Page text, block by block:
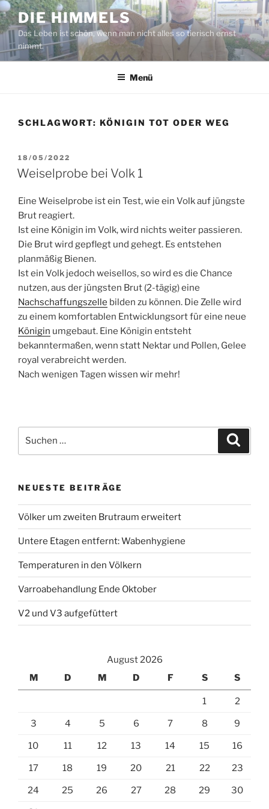
Zum
Inhalt
springen
DIE HIMMELS
Das Leben ist schön, wenn man nicht alles so tierisch ernst
nimmt.
Menü
SCHLAGWORT: KÖNIGIN TOT ODER WEG
VERÖFFENTLICHT
AM
18/05/2022
Weiselprobe bei Volk 1
Eine Weiselprobe ist ein Test, wie ein Volk auf jüngste
Brut reagiert.
Ist eine Königin im Volk, wird nichts weiter passieren.
Die Brut wird gepflegt und gehegt. Es entstehen
planmäßig Bienen.
Ist ein Volk jedoch weisellos, so wird es die Chance
nutzen, aus der jüngsten Brut (2-tägig) eine
Nachschaffungszelle bilden zu können. Die Zelle wird
zu einem komfortablen Entwicklungsort für eine neue
Königin umgebaut. Eine Königin entsteht
bekanntermaßen, wenn statt Nektar und Pollen, Gelee
royal verabreicht werden.
Nach wenigen Tagen wissen wir mehr!
nach:
NEUESTE BEITRÄGE
Völker um zweiten Brutraum erweitert
Untere Etagen entfernt: Wabenhygiene
Temperaturen in den Völkern
Varroabehandlung Ende Oktober
V2 und V3 aufgefüttert
August 2026
M
D M D F S S
1 2
3 4 5 6 7 8 9
10 11 12 13 14 15 16
17 18 19 20 21 22 23
24 25 26 27 28 29 30